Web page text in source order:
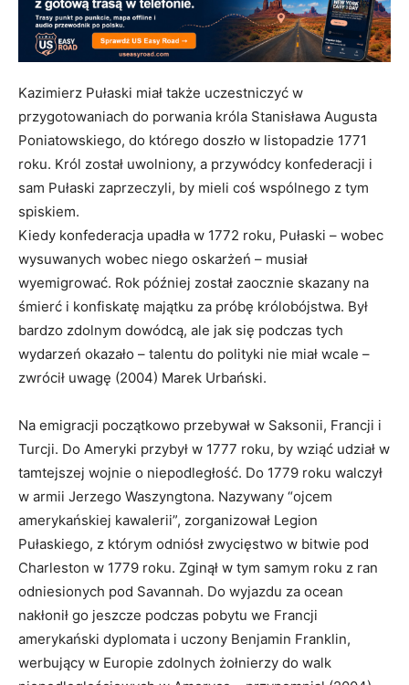
Kazimierz Pułaski miał także uczestniczyć w
przygotowaniach do porwania króla Stanisława Augusta
Poniatowskiego, do którego doszło w listopadzie 1771
roku. Król został uwolniony, a przywódcy konfederacji i
sam Pułaski zaprzeczyli, by mieli coś wspólnego z tym
spiskiem.
Kiedy konfederacja upadła w 1772 roku, Pułaski – wobec
wysuwanych wobec niego oskarżeń – musiał
wyemigrować. Rok później został zaocznie skazany na
śmierć i konfiskatę majątku za próbę królobójstwa. Był
bardzo zdolnym dowódcą, ale jak się podczas tych
wydarzeń okazało – talentu do polityki nie miał wcale –
zwrócił uwagę (2004) Marek Urbański.
Na emigracji początkowo przebywał w Saksonii, Francji i
Turcji. Do Ameryki przybył w 1777 roku, by wziąć udział w
tamtejszej wojnie o niepodległość. Do 1779 roku walczył
w armii Jerzego Waszyngtona. Nazywany “ojcem
amerykańskiej kawalerii”, zorganizował Legion
Pułaskiego, z którym odniósł zwycięstwo w bitwie pod
Charleston w 1779 roku. Zginął w tym samym roku z ran
odniesionych pod Savannah. Do wyjazdu za ocean
nakłonił go jeszcze podczas pobytu we Francji
amerykański dyplomata i uczony Benjamin Franklin,
werbujący w Europie zdolnych żołnierzy do walk